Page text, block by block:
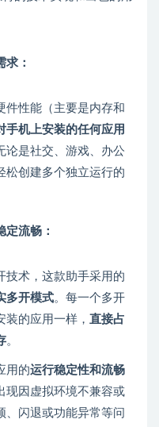
求：
件性能（主要是内存和
手机上安装的任何应用
论是社交、游戏、办公
松创建多个独立运行的
流畅：
技术，这款助手采用的
多开模式。每一个多开
装的应用一样， 直接占
。
用的运行稳定性和流畅
现因虚拟环境不兼容或
、闪退或功能异常等问